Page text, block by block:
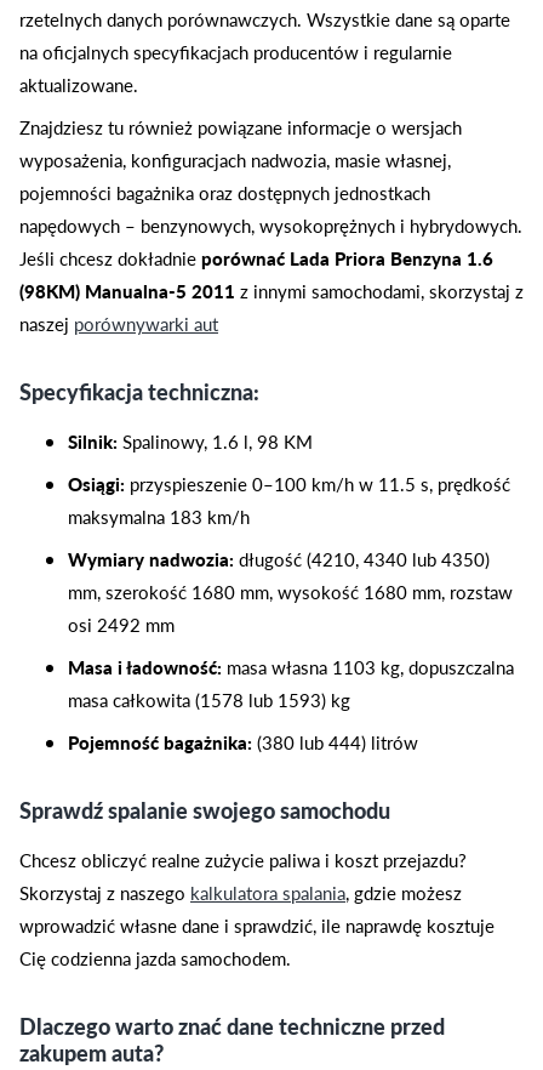
rzetelnych danych porównawczych. Wszystkie dane są oparte
na oficjalnych specyfikacjach producentów i regularnie
aktualizowane.
Znajdziesz tu również powiązane informacje o wersjach
wyposażenia, konfiguracjach nadwozia, masie własnej,
pojemności bagażnika oraz dostępnych jednostkach
napędowych – benzynowych, wysokoprężnych i hybrydowych.
Jeśli chcesz dokładnieporównać Lada Priora Benzyna 1.6
(98KM) Manualna-5 2011 z innymi samochodami, skorzystaj z
naszej porównywarki aut
Specyfikacja techniczna:
Silnik: Spalinowy, 1.6 l, 98 KM
Osiągi: przyspieszenie 0–100 km/h w 11.5 s, prędkość
maksymalna 183 km/h
Wymiary nadwozia: długość (4210, 4340 lub 4350)
mm, szerokość 1680 mm, wysokość 1680 mm, rozstaw
osi 2492 mm
Masa i ładowność: masa własna 1103 kg, dopuszczalna
masa całkowita (1578 lub 1593) kg
Pojemność bagażnika: (380 lub 444) litrów
Sprawdź spalanie swojego samochodu
Chcesz obliczyć realne zużycie paliwa i koszt przejazdu?
Skorzystaj z naszego kalkulatora spalania, gdzie możesz
wprowadzić własne dane i sprawdzić, ile naprawdę kosztuje
Cię codzienna jazda samochodem.
Dlaczego warto znać dane techniczne przed
zakupem auta?